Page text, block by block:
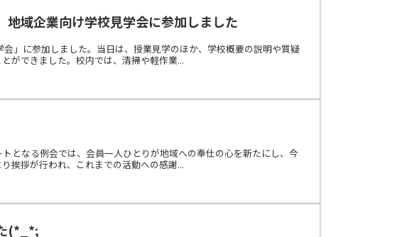
域企業向け学校見学会に参加しました
」に参加しました。当日は、授業見学のほか、学校概要の説明や質疑
ができました。校内では、清掃や軽作業...
となる例会では、会員一人ひとりが地域への奉仕の心を新たにし、今
挨拶が行われ、これまでの活動への感謝...
(*_*;